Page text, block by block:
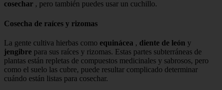
cosechar , pero también puedes usar un cuchillo.
Cosecha de raíces y rizomas
La gente cultiva hierbas como equinácea , diente de león y
jengibre para sus raíces y rizomas. Estas partes subterráneas de
plantas están repletas de compuestos medicinales y sabrosos, pero
como el suelo las cubre, puede resultar complicado determinar
cuándo están listas para cosechar.